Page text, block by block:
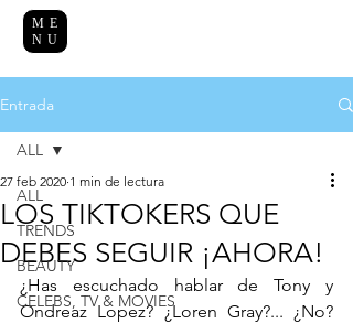
ME
NU
Entrada
ALL
TRENDS
BEAUTY
CELEBS, TV & MOVIES
ALL
LOS TIKTOKERS QUE
DEBES SEGUIR ¡AHORA!
27 feb 2020 1 min de lectura
¿Has escuchado hablar de Tony y
Ondreaz Lopez? ¿Loren Gray?... ¿No?